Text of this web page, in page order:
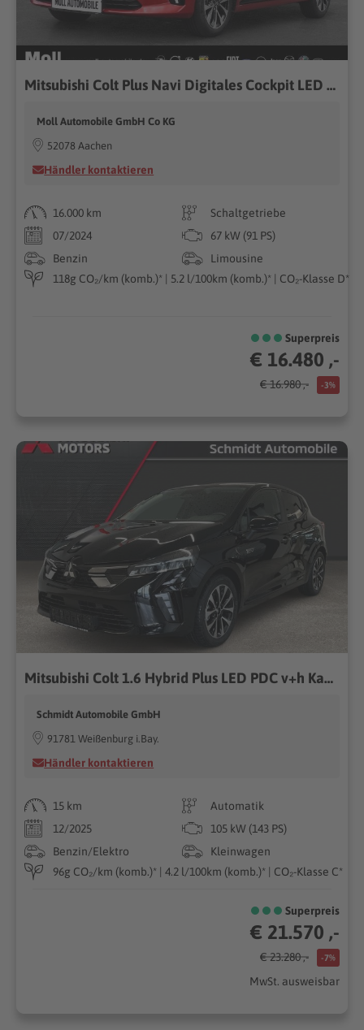
Mitsubishi Colt Plus Navi Digitales Cockpit LED Apple CarPlay Android Auto Klimaautom Musikstreaming
Moll Automobile GmbH Co KG
52078 Aachen
Händler kontaktieren
16.000 km
Schaltgetriebe
07/2024
67 kW (91 PS)
Benzin
Limousine
118g CO₂/km (komb.)* | 5.2 l/100km (komb.)* | CO₂-Klasse D*
Superpreis
€ 16.480 ,-
€ 16.980 ,- -3%
Mitsubishi Colt 1.6 Hybrid Plus LED PDC v+h Kamera Tempomat
Schmidt Automobile GmbH
91781 Weißenburg i.Bay.
Händler kontaktieren
15 km
Automatik
12/2025
105 kW (143 PS)
Benzin/Elektro
Kleinwagen
96g CO₂/km (komb.)* | 4.2 l/100km (komb.)* | CO₂-Klasse C*
Superpreis
€ 21.570 ,-
€ 23.280 ,- -7%
MwSt. ausweisbar